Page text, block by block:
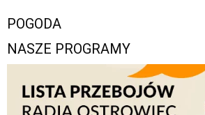
POGODA
NASZE PROGRAMY